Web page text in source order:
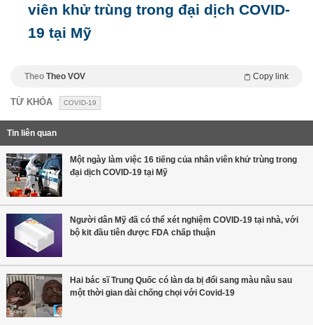
viên khử trùng trong đại dịch COVID-
19 tại Mỹ
Theo Theo VOV Copy link
TỪ KHÓA COVID-19
Tin liên quan
Một ngày làm việc 16 tiếng của nhân viên khử trùng trong
đại dịch COVID-19 tại Mỹ
Người dân Mỹ đã có thể xét nghiệm COVID-19 tại nhà, với
bộ kit đầu tiên được FDA chấp thuận
Hai bác sĩ Trung Quốc có làn da bị đổi sang màu nâu sau
một thời gian dài chống chọi với Covid-19